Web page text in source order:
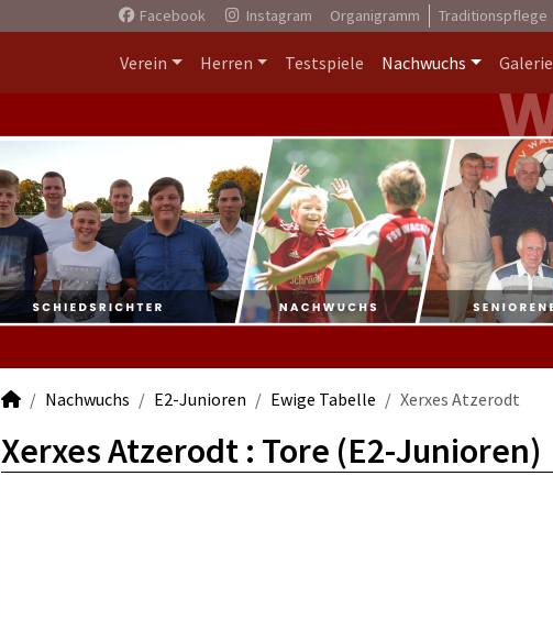
Facebook Instagram Organigramm Traditionspflege
Verein Herren Testspiele Nachwuchs Galerie
Nachwuchs E2-Junioren Ewige Tabelle Xerxes Atzerodt
Xerxes Atzerodt : Tore (E2-Junioren)